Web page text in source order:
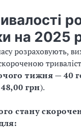
на 2025
розраховують,
тижня — 40
48,00 грн).
стану